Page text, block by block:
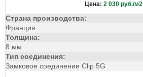
Цена: 2 030 руб./м2
Страна производства:
Франция
Толщина:
8 мм
Тип соединения:
Замковое соединение Clip 5G